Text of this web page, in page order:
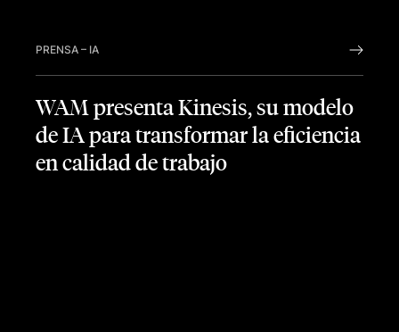
PRENSA – IA
WAM presenta Kinesis, su modelo
de IA para transformar la eficiencia
en calidad de trabajo